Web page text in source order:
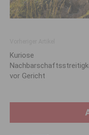
Kuriose
vor Gericht